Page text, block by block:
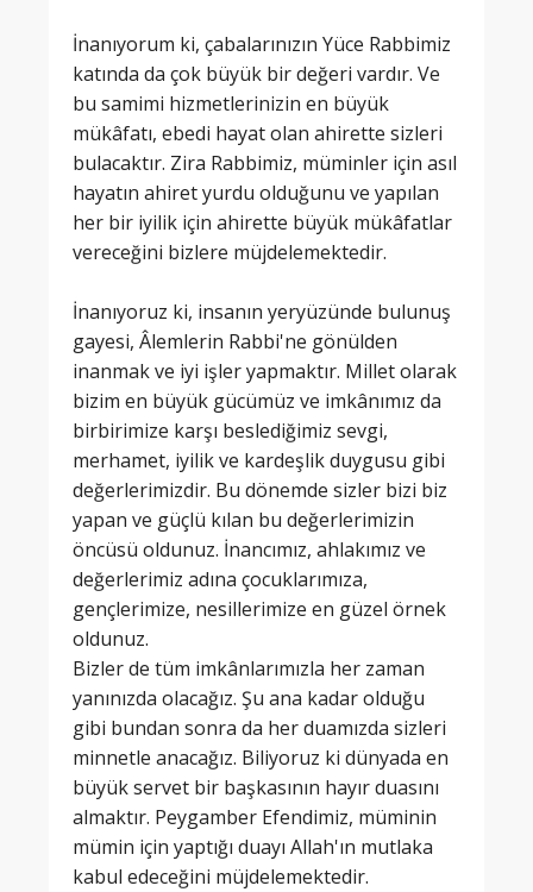
İnanıyorum ki, çabalarınızın Yüce Rabbimiz
katında da çok büyük bir değeri vardır. Ve
bu samimi hizmetlerinizin en büyük
mükâfatı, ebedi hayat olan ahirette sizleri
bulacaktır. Zira Rabbimiz, müminler için asıl
hayatın ahiret yurdu olduğunu ve yapılan
her bir iyilik için ahirette büyük mükâfatlar
vereceğini bizlere müjdelemektedir.
İnanıyoruz ki, insanın yeryüzünde bulunuş
gayesi, Âlemlerin Rabbi'ne gönülden
inanmak ve iyi işler yapmaktır. Millet olarak
bizim en büyük gücümüz ve imkânımız da
birbirimize karşı beslediğimiz sevgi,
merhamet, iyilik ve kardeşlik duygusu gibi
değerlerimizdir. Bu dönemde sizler bizi biz
yapan ve güçlü kılan bu değerlerimizin
öncüsü oldunuz. İnancımız, ahlakımız ve
değerlerimiz adına çocuklarımıza,
gençlerimize, nesillerimize en güzel örnek
oldunuz.
Bizler de tüm imkânlarımızla her zaman
yanınızda olacağız. Şu ana kadar olduğu
gibi bundan sonra da her duamızda sizleri
minnetle anacağız. Biliyoruz ki dünyada en
büyük servet bir başkasının hayır duasını
almaktır. Peygamber Efendimiz, müminin
mümin için yaptığı duayı Allah'ın mutlaka
kabul edeceğini müjdelemektedir.